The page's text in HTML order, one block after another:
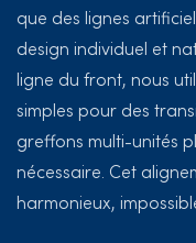
que des lignes
design individuel et
ligne du front, nous
simples pour des
greffons multi-unités
nécessaire. Cet
harmonieux,